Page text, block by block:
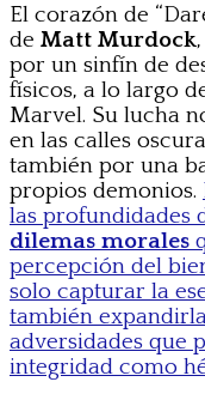
El corazón de
de Matt Murdock
por un sinfín de
físicos, a lo largo
Marvel. Su lucha
en las calles
también por una
propios demonios.
las profundidades
dilemas morales
percepción del
solo capturar la
también
adversidades que
integridad como